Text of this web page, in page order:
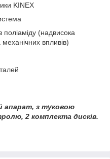
KINEX
поліаміду (надвисока
механічних впливів)
апарат, з туковою
2 комплекта дисків.